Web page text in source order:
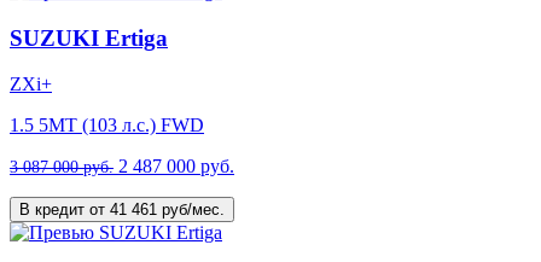
SUZUKI Ertiga
ZXi+
1.5 5MT (103 л.с.) FWD
3 087 000 руб. 2 487 000 руб.
В кредит от 41 461 руб/мес.